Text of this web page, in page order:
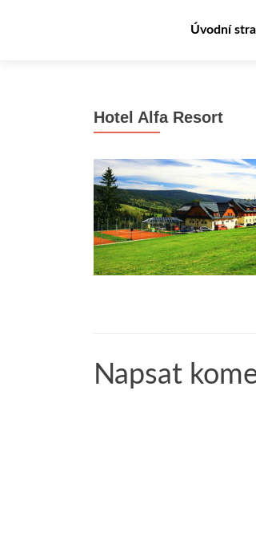
Úvodní
Hotel Alfa Resort
Napsat